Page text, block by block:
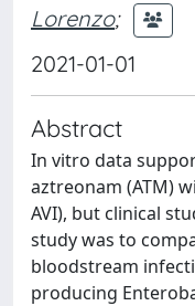
Lorenzo;
2021-01-01
Abstract
In vitro data
aztreonam (ATM)
AVI), but clinical
study was to
bloodstream
producing